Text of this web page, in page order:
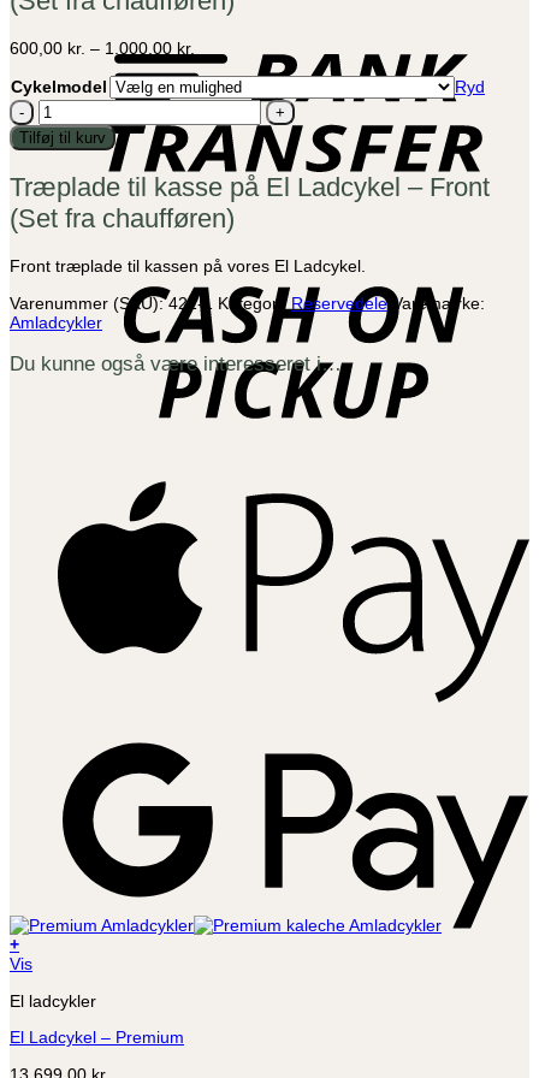
600,00 kr. – 1.000,00 kr.
600,00 kr.
til
1.000,00 kr.
Cykelmodel
Ryd
Træplade
til
kasse
El
Ladcykel
-
(Set
chaufføren)
antal
Tilføj til kurv
Træplade til kasse på El Ladcykel – Front
(Set fra chaufføren)
Front træplade til kassen på vores El Ladcykel.
Varenummer (SKU):421-1 Kategori:Reservedele Varemærke:
Amladcykler
Du kunne også være interesseret i…
+
Vis
El ladcykler
El Ladcykel – Premium
13.699,00 kr.